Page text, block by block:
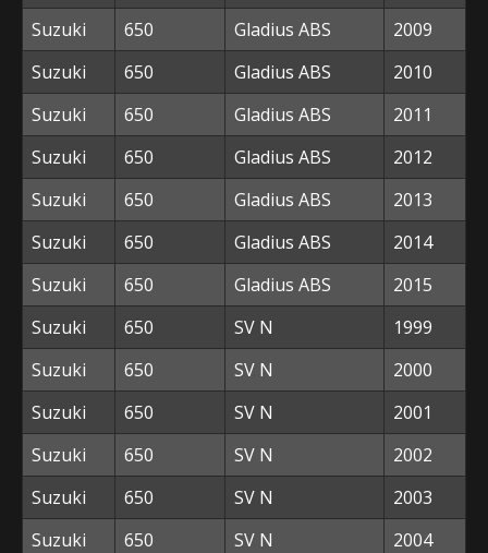
Suzuki
650 Gladius ABS
2009
Suzuki
650 Gladius ABS
2010
Suzuki
650 Gladius ABS
2011
Suzuki
650 Gladius ABS
2012
Suzuki
650 Gladius ABS
2013
Suzuki
650 Gladius ABS
2014
Suzuki
650 Gladius ABS
2015
Suzuki
650 SV N
1999
Suzuki
650 SV N
2000
Suzuki
650 SV N
2001
Suzuki
650 SV N
2002
Suzuki
650 SV N
2003
Suzuki
650 SV N
2004